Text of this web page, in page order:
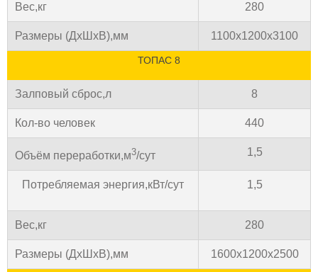
Вес,кг 280
Размеры (ДхШхВ),мм 1100х1200х3100
ТОПАС 8
Залповый сброс,л 8
Кол-во человек 440
Объём переработки,м3/сут 1,5
Потребляемая энергия,кВт/сут 1,5
Вес,кг 280
Размеры (ДхШхВ),мм 1600х1200х2500